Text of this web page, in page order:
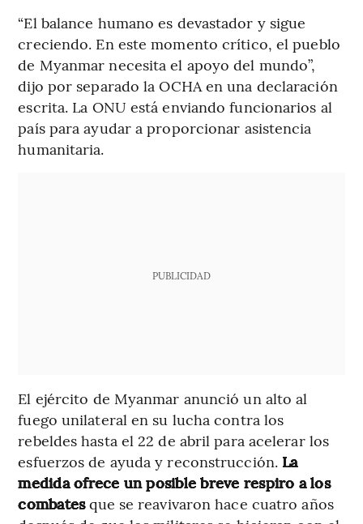
“El balance humano es devastador y sigue
creciendo. En este momento crítico, el pueblo
de Myanmar necesita el apoyo del mundo”,
dijo por separado la OCHA en una declaración
escrita. La ONU está enviando funcionarios al
país para ayudar a proporcionar asistencia
humanitaria.
PUBLICIDAD
El ejército de Myanmar anunció un alto al
fuego unilateral en su lucha contra los
rebeldes hasta el 22 de abril para acelerar los
esfuerzos de ayuda y reconstrucción. La
medida ofrece un posible breve respiro a los
combatesque se reavivaron hace cuatro años